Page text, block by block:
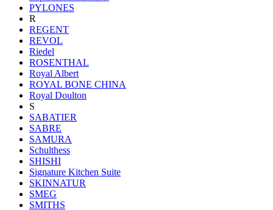
PYLONES
R
REGENT
REVOL
Riedel
ROSENTHAL
Royal Albert
ROYAL BONE CHINA
Royal Doulton
S
SABATIER
SABRE
SAMURA
Schulthess
SHISHI
Signature Kitchen Suite
SKINNATUR
SMEG
SMITHS